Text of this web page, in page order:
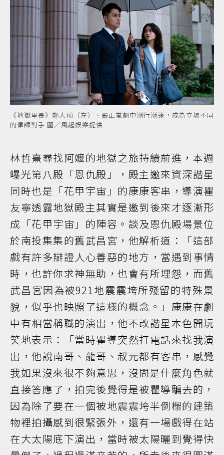
《地獄里長》鄭人碩（左）、嚴正嵐劇中漸行漸遠，成為立場不同
的律師對手 圖／風起娛樂提供
林哲熹尋找阿嬤的地獄之旅持續前進，本週
曝光第八殿「恩仇殿」，殿主邀來資深諧星
同時也是「花甲宇宙」的康康客串，導演瞿
友寧透露地獄殿主其實是邀到後來才逐漸形
成「花甲宇宙」的陣容。談及恩仇殿場景位
於南投集集的舊武昌宮，他解析道：「這部
戲有許多辯證人心善惡的地方，當遇到事情
時，也許你求神無助，也會有所埋怨，而舊
武昌宮因為被921地震震垮所殘留的特殊景
貌，似乎也映照了這樣的概念。」康康在劇
中有相當稱職的演出，他不改諧星本色開玩
笑地表示：「當時瞿導突然打電話來找我演
出，他說南哥、龍哥、叔元都有客串，感覺
我如果沒來很不夠意思，沒問是什麼角色就
直接答應了，拍完後覺得是被瞿導騙去的，
因為除了要在一個被地震震垮半倒榻的建築
物裡拍攝感到很緊張外，還有一場戲得在站
在大太陽底下演出，當時被太陽曬到覺得快